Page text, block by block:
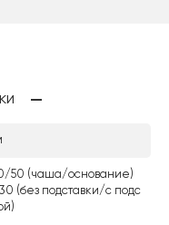
50 (чаша/основание)
(без подставки/с подс